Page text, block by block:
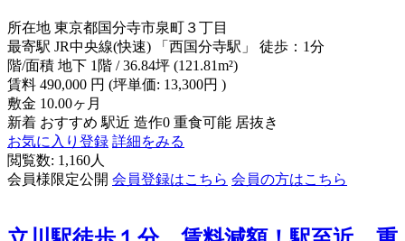
所在地 東京都国分寺市泉町３丁目
最寄駅 JR中央線(快速) 「西国分寺駅」 徒歩：1分
階/面積 地下 1階 / 36.84坪 (121.81m²)
賃料 490,000 円 (坪単価: 13,300円 )
敷金 10.00ヶ月
新着 おすすめ 駅近 造作0 重食可能 居抜き
お気に入り登録 詳細をみる
閲覧数: 1,160人
会員様限定公開 会員登録はこちら 会員の方はこちら